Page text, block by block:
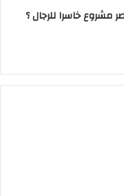
مشروع خاسرا للرجال ؟